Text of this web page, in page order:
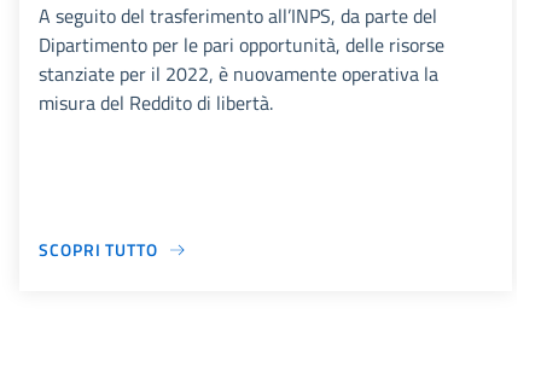
A seguito del trasferimento all’INPS, da parte del
Dipartimento per le pari opportunità, delle risorse
stanziate per il 2022, è nuovamente operativa la
misura del Reddito di libertà.
SCOPRI TUTTO